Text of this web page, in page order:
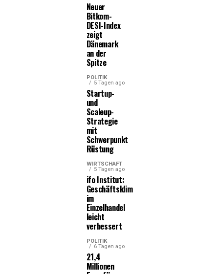
Neuer
Bitkom-
DESI-Index
zeigt
Dänemark
an der
Spitze
POLITIK
5 Tagen ago
Startup-
und
Scaleup-
Strategie
mit
Schwerpunkt
Rüstung
WIRTSCHAFT
5 Tagen ago
ifo Institut:
Geschäftsklima
im
Einzelhandel
leicht
verbessert
POLITIK
6 Tagen ago
21,4
Millionen